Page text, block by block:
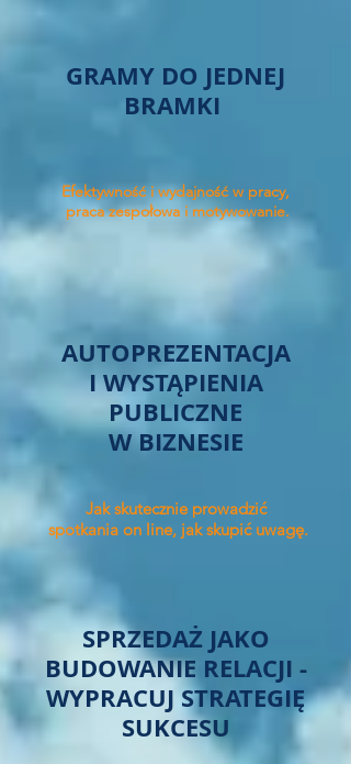
GRAMY DO JEDNEJ
BRAMKI
Efektywność i wydajność w pracy,
praca zespołowa i motywowanie.
AUTOPREZENTACJA
I WYSTĄPIENIA
PUBLICZNE
W BIZNESIE
Jak skutecznie prowadzić
spotkania on line, jak skupić uwagę.
SPRZEDAŻ JAKO
BUDOWANIE RELACJI -
WYPRACUJ STRATEGIĘ
SUKCESU